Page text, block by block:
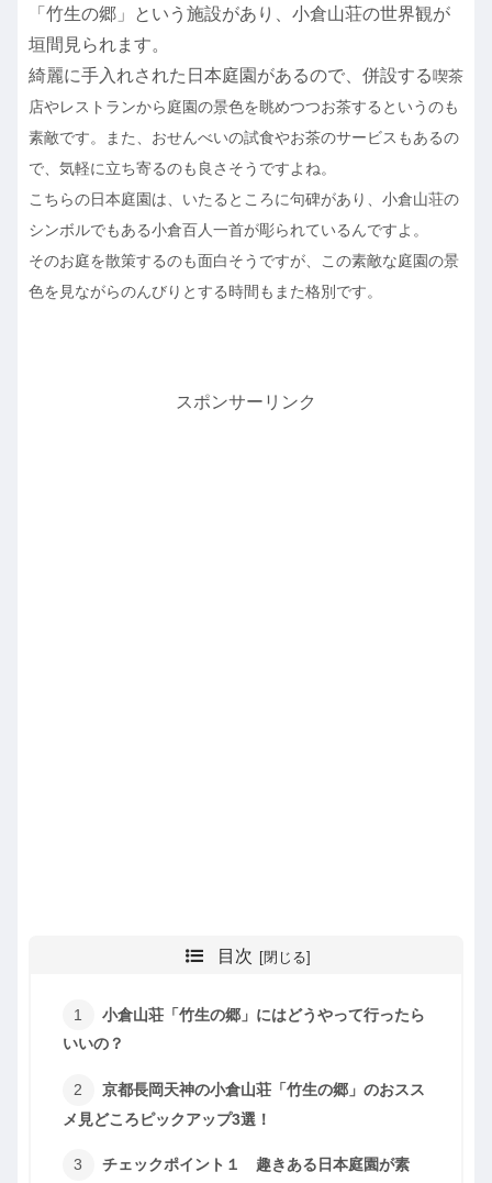
「竹生の郷」という施設があり、小倉山荘の世界観が
垣間見られます。
綺麗に手入れされた日本庭園があるので、併設する喫茶
店やレストランから庭園の景色を眺めつつお茶するというのも
素敵です。また、おせんべいの試食やお茶のサービスもあるの
で、気軽に立ち寄るのも良さそうですよね。
こちらの日本庭園は、いたるところに句碑があり、小倉山荘の
シンボルでもある小倉百人一首が彫られているんですよ。
そのお庭を散策するのも面白そうですが、この素敵な庭園の景
色を見ながらのんびりとする時間もまた格別です。
スポンサーリンク
目次
小倉山荘「竹生の郷」にはどうやって行ったら
いいの？
京都長岡天神の小倉山荘「竹生の郷」のおスス
メ見どころピックアップ3選！
チェックポイント１ 趣きある日本庭園が素